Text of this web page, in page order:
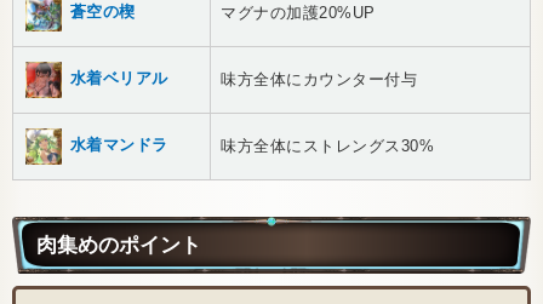
蒼空の楔 マグナの加護20%UP
水着ベリアル 味方全体にカウンター付与
水着マンドラ 味方全体にストレングス30%
肉集めのポイント